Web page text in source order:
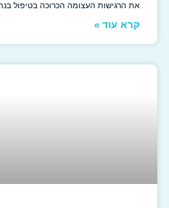
את הרגישות העצומה הכרוכה בטיפול בנתונים
קרא עוד »